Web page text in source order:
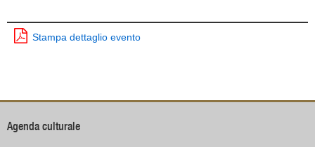
Stampa dettaglio evento
Agenda culturale